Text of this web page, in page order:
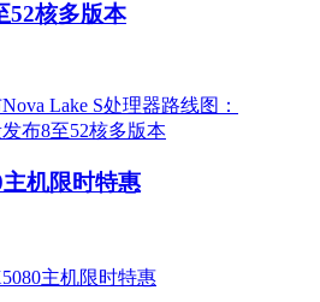
52核多版本
机限时特惠